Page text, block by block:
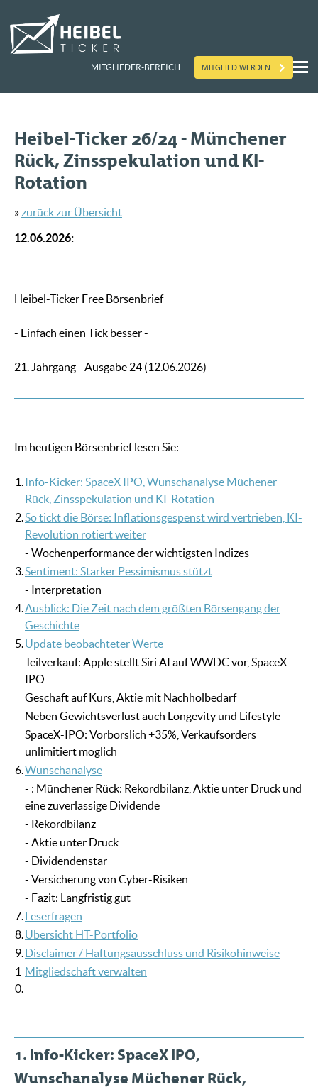
MITGLIEDER-BEREICH MITGLIED WERDEN
Heibel-Ticker 26/24 - Münchener
Rück, Zinsspekulation und KI-
Rotation
»zurück zur Übersicht
12.06.2026:
Heibel-Ticker Free Börsenbrief
- Einfach einen Tick besser -
21. Jahrgang - Ausgabe 24 (12.06.2026)
Im heutigen Börsenbrief lesen Sie:
1.Info-Kicker: SpaceX IPO, Wunschanalyse Müchener
Rück, Zinsspekulation und KI-Rotation
2.So tickt die Börse: Inflationsgespenst wird vertrieben, KI-
Revolution rotiert weiter
- Wochenperformance der wichtigsten Indizes
3.Sentiment: Starker Pessimismus stützt
- Interpretation
4.Ausblick: Die Zeit nach dem größten Börsengang der
Geschichte
5.Update beobachteter Werte
Teilverkauf: Apple stellt Siri AI auf WWDC vor, SpaceX
IPO
Geschäft auf Kurs, Aktie mit Nachholbedarf
Neben Gewichtsverlust auch Longevity und Lifestyle
SpaceX-IPO: Vorbörslich +35%, Verkaufsorders
unlimitiert möglich
6.Wunschanalyse
- : Münchener Rück: Rekordbilanz, Aktie unter Druck und
eine zuverlässige Dividende
- Rekordbilanz
- Aktie unter Druck
- Dividendenstar
- Versicherung von Cyber-Risiken
- Fazit: Langfristig gut
7.Leserfragen
8.Übersicht HT-Portfolio
9.Disclaimer / Haftungsausschluss und Risikohinweise
1
0.
Mitgliedschaft verwalten
1. Info-Kicker: SpaceX IPO,
Wunschanalyse Müchener Rück,